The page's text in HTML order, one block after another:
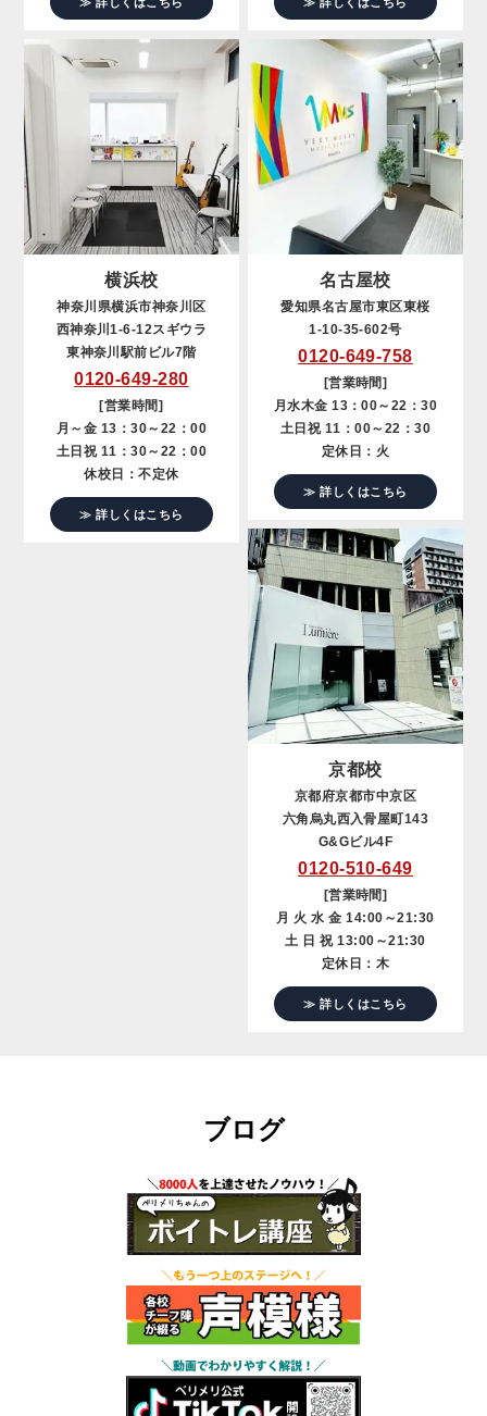
横浜校
神奈川県横浜市神奈川区
西神奈川1-6-12スギウラ
東神奈川駅前ビル7階
0120-649-280
[営業時間]
月～金 13：30～22：00
土日祝 11：30～22：00
休校日：不定休
≫ 詳しくはこちら
名古屋校
愛知県名古屋市東区東桜
1-10-35-602号
0120-649-758
[営業時間]
月水木金 13：00～22：30
土日祝 11：00～22：30
定休日：火
≫ 詳しくはこちら
京都校
京都府京都市中京区
六角烏丸西入骨屋町143
G&Gビル4F
0120-510-649
[営業時間]
月 火 水 金 14:00～21:30
土 日 祝 13:00～21:30
定休日：木
≫ 詳しくはこちら
ブログ